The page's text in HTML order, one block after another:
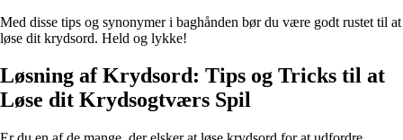
Med disse tips og synonymer i baghånden bør du være godt rustet til at
løse dit krydsord. Held og lykke!
Løsning af Krydsord: Tips og Tricks til at
Løse dit Krydsogtværs Spil